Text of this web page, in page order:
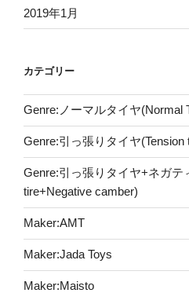
2019年1月
カテゴリー
Genre:ノーマルタイヤ(Normal
Genre:引っ張りタイヤ(Tension
Genre:引っ張りタイヤ+ネガテ
tire+Negative camber)
Maker:AMT
Maker:Jada Toys
Maker:Maisto